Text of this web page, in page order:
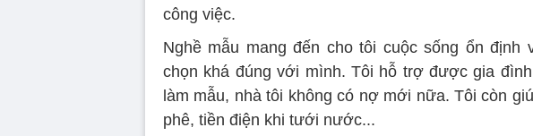
công việc.
Nghề mẫu mang đến cho tôi cuộc sống ổn
chọn khá đúng với mình. Tôi hỗ trợ được gia
làm mẫu, nhà tôi không có nợ mới nữa. Tôi còn
phê, tiền điện khi tưới nước...